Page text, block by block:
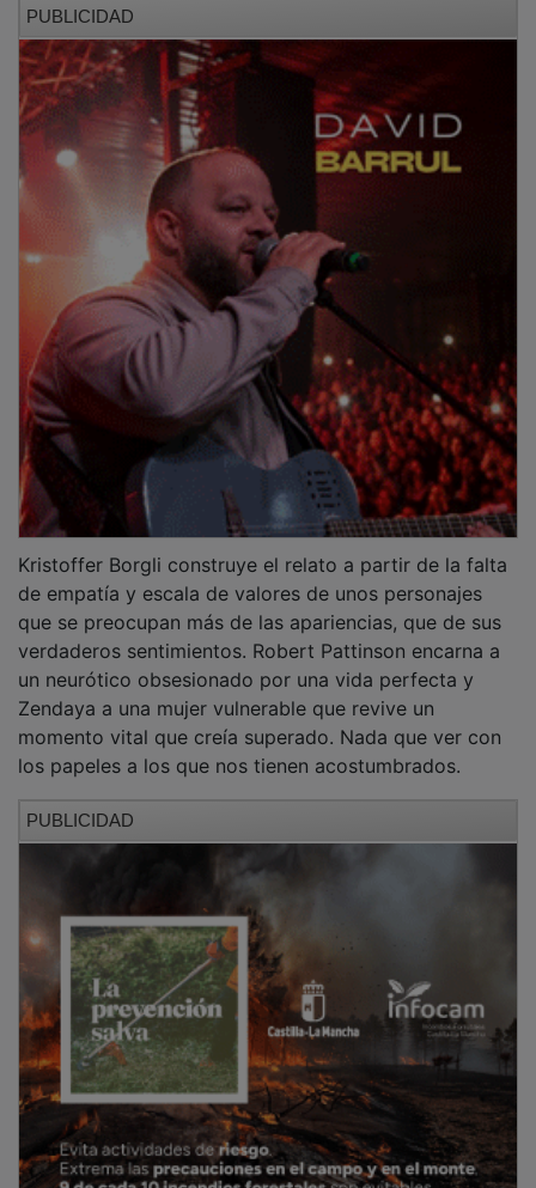
de empatía y escala de valores de unos personajes
que se preocupan más de las apariencias, que de sus
verdaderos sentimientos. Robert Pattinson encarna a
un neurótico obsesionado por una vida perfecta y
Zendaya a una mujer vulnerable que revive un
momento vital que creía superado. Nada que ver con
los papeles a los que nos tienen acostumbrados.